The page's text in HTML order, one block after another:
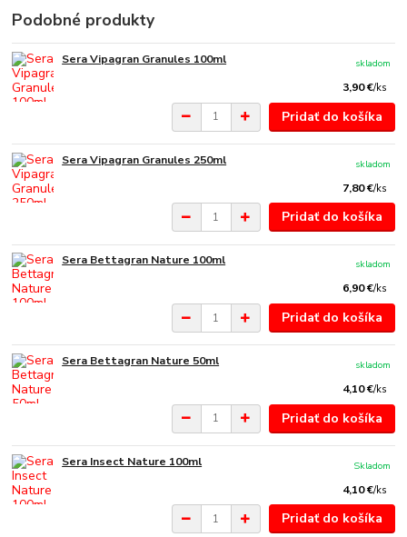
Podobné produkty
Sera Vipagran Granules 100ml
3,90 €/ks
skladom
Pridať do košíka
Sera Vipagran Granules 250ml
7,80 €/ks
skladom
Pridať do košíka
Sera Bettagran Nature 100ml
6,90 €/ks
skladom
Pridať do košíka
Sera Bettagran Nature 50ml
4,10 €/ks
skladom
Pridať do košíka
Sera Insect Nature 100ml
4,10 €/ks
Skladom
Pridať do košíka